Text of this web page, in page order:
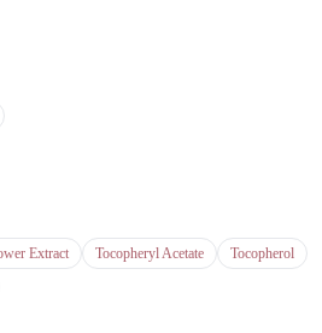
Extract Tocopheryl Acetate
Tocopherol